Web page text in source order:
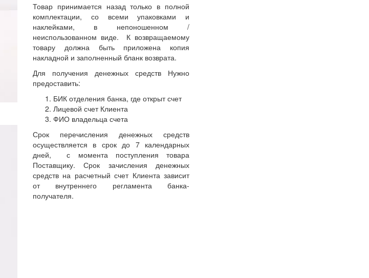
Товар принимается назад только в полной
комплектации, со всеми упаковками и
наклейками, в непоношенном /
неиспользованном виде. К возвращаемому
товару должна быть приложена копия
накладной и заполненный бланк возврата.
Для получения денежных средств Нужно
предоставить:
БИК отделения банка, где открыт счет
Лицевой счет Клиента
ФИО владельца счета
Срок перечисления денежных средств
осуществляется в срок до 7 календарных
дней, с момента поступления товара
Поставщику. Срок зачисления денежных
средств на расчетный счет Клиента зависит
от внутреннего регламента банка-
получателя.